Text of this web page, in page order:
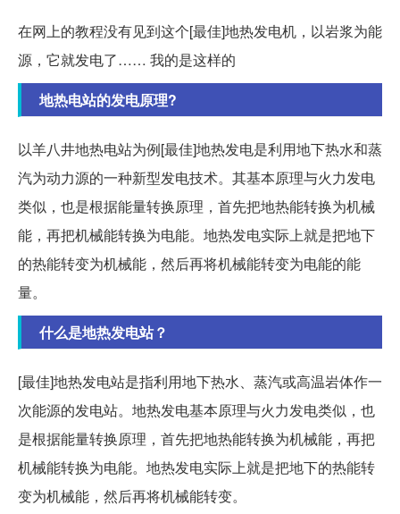
在网上的教程没有见到这个[最佳]地热发电机，以岩浆为能
源，它就发电了…… 我的是这样的
地热电站的发电原理?
以羊八井地热电站为例[最佳]地热发电是利用地下热水和蒸
汽为动力源的一种新型发电技术。其基本原理与火力发电
类似，也是根据能量转换原理，首先把地热能转换为机械
能，再把机械能转换为电能。地热发电实际上就是把地下
的热能转变为机械能，然后再将机械能转变为电能的能
量。
什么是地热发电站？
[最佳]地热发电站是指利用地下热水、蒸汽或高温岩体作一
次能源的发电站。地热发电基本原理与火力发电类似，也
是根据能量转换原理，首先把地热能转换为机械能，再把
机械能转换为电能。地热发电实际上就是把地下的热能转
变为机械能，然后再将机械能转变。